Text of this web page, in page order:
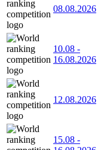
08.08.2026
10.08 -
16.08.2026
12.08.2026
15.08 -